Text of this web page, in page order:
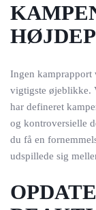
Ingen
vigtigste øjeblikke.
har defineret
og kontroversielle
du få en
udspillede sig